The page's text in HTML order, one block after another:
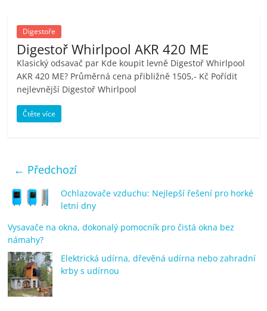
Digestoře
Digestoř Whirlpool AKR 420 ME
Klasický odsavač par Kde koupit levně Digestoř Whirlpool
AKR 420 ME? Průměrná cena přibližně 1505,- Kč Pořídit
nejlevnější Digestoř Whirlpool
Čtěte více
← Předchozí
Ochlazovače vzduchu: Nejlepší řešení pro horké
letní dny
Vysavače na okna, dokonalý pomocník pro čistá okna bez
námahy?
Elektrická udírna, dřevěná udírna nebo zahradní
krby s udírnou